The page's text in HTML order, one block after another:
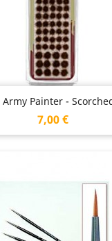
Army Painter -
Prix
7,00 €